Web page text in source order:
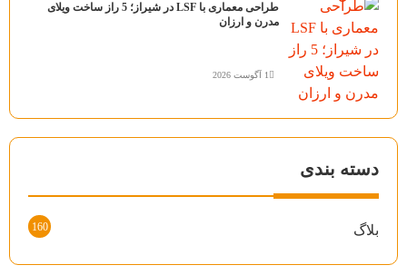
طراحی معماری با LSF در شیراز؛ 5 راز ساخت ویلای
مدرن و ارزان
1 آگوست 2026
دسته بندی
بلاگ 160